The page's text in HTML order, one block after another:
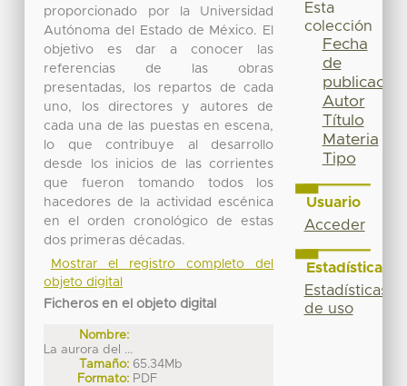
proporcionado por la Universidad
Autónoma del Estado de México. El
objetivo es dar a conocer las
referencias de las obras
presentadas, los repartos de cada
uno, los directores y autores de
cada una de las puestas en escena,
lo que contribuye al desarrollo
desde los inicios de las corrientes
que fueron tomando todos los
hacedores de la actividad escénica
en el orden cronológico de estas
dos primeras décadas.
Mostrar el registro completo del
objeto digital
Ficheros en el objeto digital
Nombre:
La aurora del ...
Tamaño: 65.34Mb
Formato: PDF
Esta
colección
Fecha
de
publicación
Autor
Título
Materia
Tipo
Usuario
Acceder
Estadísticas
Estadísticas
de uso